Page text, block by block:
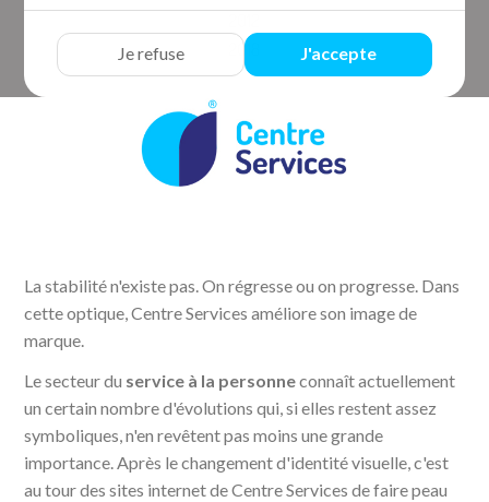
Je refuse J'accepte
La stabilité n'existe pas. On régresse ou on progresse. Dans
cette optique, Centre Services améliore son image de
marque.
Le secteur du service à la personneconnaît actuellement
un certain nombre d'évolutions qui, si elles restent assez
symboliques, n'en revêtent pas moins une grande
importance. Après le changement d'identité visuelle, c'est
au tour des sites internet de Centre Services de faire peau